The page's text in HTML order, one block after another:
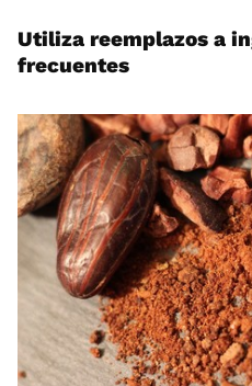
Utiliza reemplazos a
frecuentes